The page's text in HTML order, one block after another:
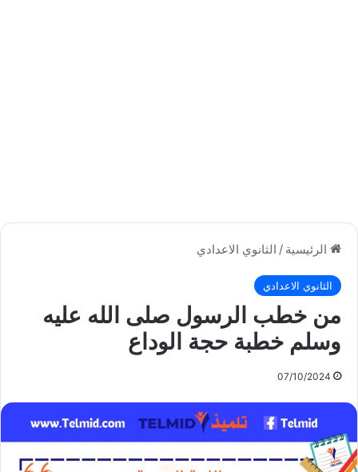
الرئيسية / الثانوي الاعدادي
الثانوي الاعدادي
من خطب الرسول صلى الله عليه
وسلم خطبة حجة الوداع
07/10/2024